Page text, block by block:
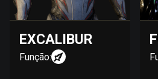
EXCALIBUR
Função: